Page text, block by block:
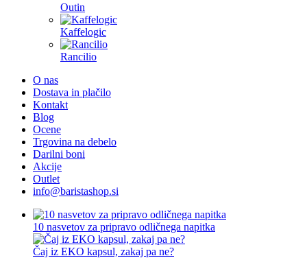
Outin
Kaffelogic
Rancilio
O nas
Dostava in plačilo
Kontakt
Blog
Ocene
Trgovina na debelo
Darilni boni
Akcije
Outlet
info@baristashop.si
10 nasvetov za pripravo odličnega napitka
Čaj iz EKO kapsul, zakaj pa ne?